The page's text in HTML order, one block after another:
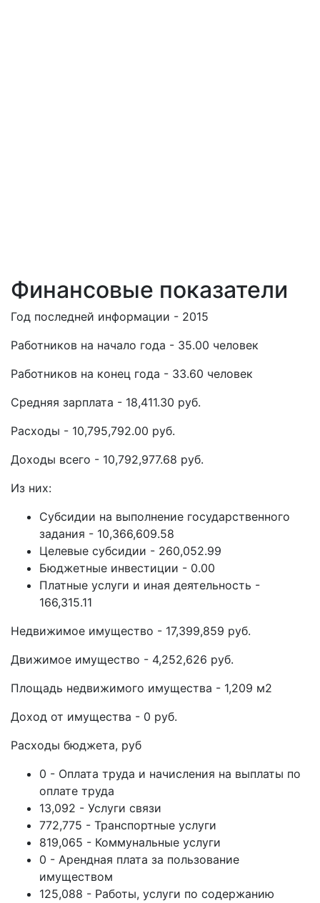
Финансовые показатели
Год последней информации - 2015
Работников на начало года - 35.00 человек
Работников на конец года - 33.60 человек
Средняя зарплата - 18,411.30 руб.
Расходы - 10,795,792.00 руб.
Доходы всего - 10,792,977.68 руб.
Из них:
Субсидии на выполнение государственного
задания - 10,366,609.58
Целевые субсидии - 260,052.99
Бюджетные инвестиции - 0.00
Платные услуги и иная деятельность -
166,315.11
Недвижимое имущество - 17,399,859 руб.
Движимое имущество - 4,252,626 руб.
Площадь недвижимого имущества - 1,209 м2
Доход от имущества - 0 руб.
Расходы бюджета, руб
0 - Оплата труда и начисления на выплаты по
оплате труда
13,092 - Услуги связи
772,775 - Транспортные услуги
819,065 - Коммунальные услуги
0 - Арендная плата за пользование
имуществом
125,088 - Работы, услуги по содержанию